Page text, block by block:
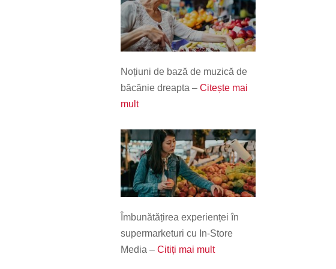
Noțiuni de bază de muzică de
băcănie dreapta –Citește mai
mult
Îmbunătățirea experienței în
supermarketuri cu In-Store
Media –Citiți mai mult